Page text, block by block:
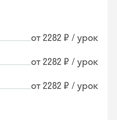
от 2282 ₽ / урок
от 2282 ₽ / урок
от 2282 ₽ / урок